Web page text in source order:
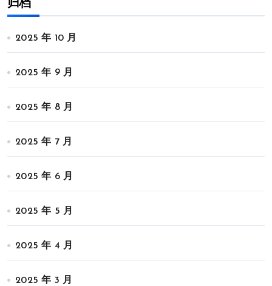
归档
2025 年 10 月
2025 年 9 月
2025 年 8 月
2025 年 7 月
2025 年 6 月
2025 年 5 月
2025 年 4 月
2025 年 3 月